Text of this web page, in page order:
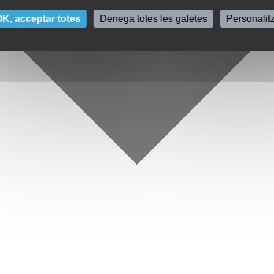
acceptar totes Denega totes les galetes